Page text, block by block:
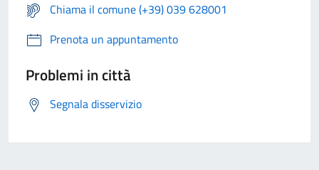
Chiama il comune (+39) 039 628001
Prenota un appuntamento
Problemi in città
Segnala disservizio